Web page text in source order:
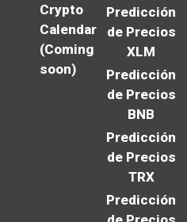
Crypto
Calendar
(Coming
soon)
Predicción
de Precios
XLM
Predicción
de Precios
BNB
Predicción
de Precios
TRX
Predicción